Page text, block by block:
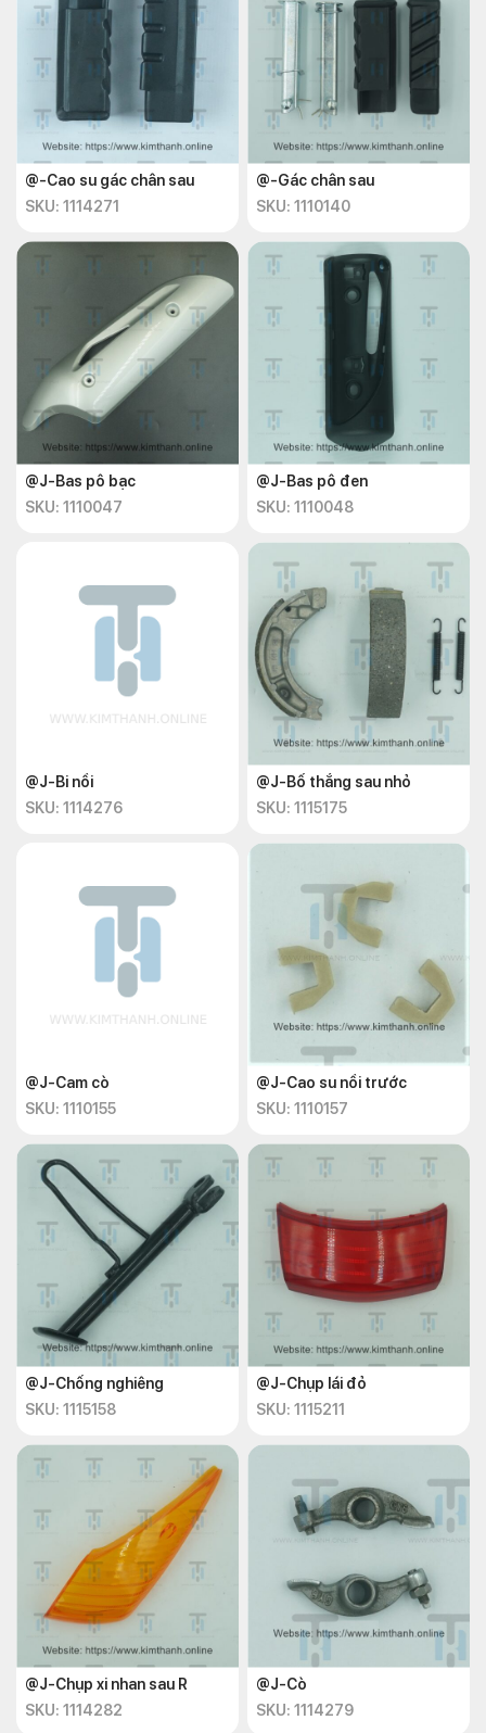
@-Cao su gác chân sau
SKU: 1114271
@-Gác chân sau
SKU: 1110140
@J-Bas pô bạc
SKU: 1110047
@J-Bas pô đen
SKU: 1110048
@J-Bi nồi
SKU: 1114276
@J-Bố thắng sau nhỏ
SKU: 1115175
@J-Cam cò
SKU: 1110155
@J-Cao su nồi trước
SKU: 1110157
@J-Chống nghiêng
SKU: 1115158
@J-Chụp lái đỏ
SKU: 1115211
@J-Chụp xi nhan sau R
SKU: 1114282
@J-Cò
SKU: 1114279